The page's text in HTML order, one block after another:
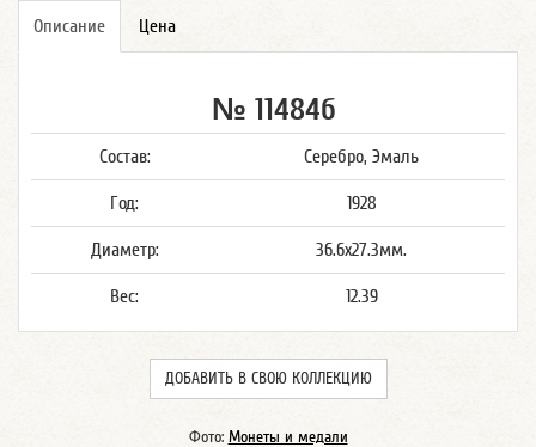
Описание Цена
№ 11484б
Состав: Серебро, Эмаль
Год: 1928
Диаметр: 36.6x27.3мм.
Вес: 12.39
ДОБАВИТЬ В СВОЮ КОЛЛЕКЦИЮ
Фото: Монеты и медали